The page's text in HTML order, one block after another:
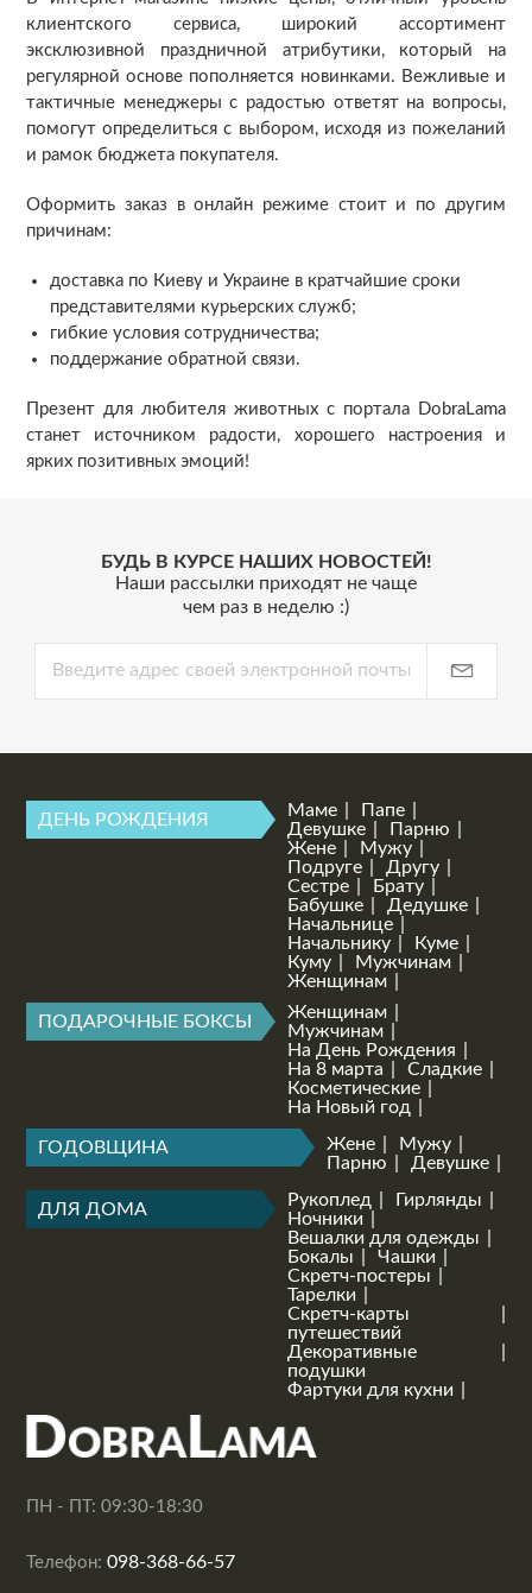
клиентского сервиса, широкий ассортимент
эксклюзивной праздничной атрибутики, который на
регулярной основе пополняется новинками. Вежливые и
тактичные менеджеры с радостью ответят на вопросы,
помогут определиться с выбором, исходя из пожеланий
и рамок бюджета покупателя.
Оформить заказ в онлайн режиме стоит и по другим
причинам:
доставка по Киеву и Украине в кратчайшие сроки
представителями курьерских служб;
гибкие условия сотрудничества;
поддержание обратной связи.
Презент для любителя животных с портала DobraLama
станет источником радости, хорошего настроения и
ярких позитивных эмоций!
БУДЬ В КУРСЕ НАШИХ НОВОСТЕЙ!
Наши рассылки приходят не чаще
чем раз в неделю :)
ДЕНЬ РОЖДЕНИЯ Маме
Папе
Девушке
Парню
Жене
Мужу
Подруге
Другу
Сестре
Брату
Бабушке
Дедушке
Начальнице
Начальнику
Куме
Куму
Мужчинам
Женщинам
ПОДАРОЧНЫЕ БОКСЫ
Женщинам
Мужчинам
На День Рождения
На 8 марта
Сладкие
Косметические
На Новый год
ГОДОВЩИНА Жене
Мужу
Парню
Девушке
ДЛЯ ДОМА Рукоплед
Гирлянды
Ночники
Вешалки для одежды
Бокалы
Чашки
Скретч-постеры
Тарелки
Скретч-карты
путешествий
Декоративные
подушки
Фартуки для кухни
ПН - ПТ: 09:30-18:30
Телефон:098-368-66-57